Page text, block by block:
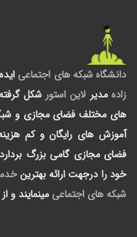
دانشگاه شبکه های اجتماعی
زاده مدیر لاین استور شکل
های مختلف فضای مجازی و شبکه
آموزش های رایگان و کم
فضای مجازی گامی بزرگ
خود را درجهت ارائه بهترین
شبکه های اجتماعی مینمایند و